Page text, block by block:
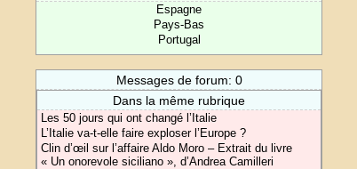
Espagne
Pays-Bas
Portugal
Messages de forum: 0
Dans la même rubrique
Les 50 jours qui ont changé l’Italie
L’Italie va-t-elle faire exploser l’Europe ?
Clin d’œil sur l’affaire Aldo Moro – Extrait du livre
« Un onorevole siciliano », d’Andrea Camilleri